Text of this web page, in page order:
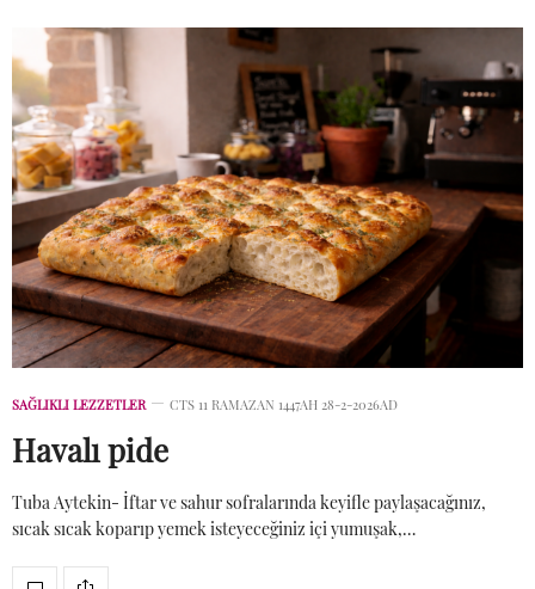
SAĞLIKLI LEZZETLER CTS 11 RAMAZAN 1447AH 28-2-2026AD
Havalı pide
Tuba Aytekin- İftar ve sahur sofralarında keyifle paylaşacağınız,
sıcak sıcak koparıp yemek isteyeceğiniz içi yumuşak,…